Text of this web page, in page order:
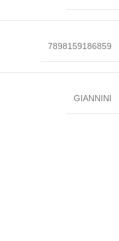
7898159186859
GIANNINI